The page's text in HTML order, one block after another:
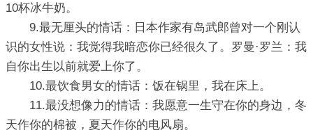
10杯冰牛奶。
9.最无厘头的情话：日本作家有岛武郎曾对一个刚认
识的女性说：我觉得我暗恋你已经很久了。罗曼·罗兰：我
自你出生以前就爱上你了。
10.最饮食男女的情话：饭在锅里，我在床上。
11.最没想像力的情话：我愿意一生守在你的身边，冬
天作你的棉被，夏天作你的电风扇。